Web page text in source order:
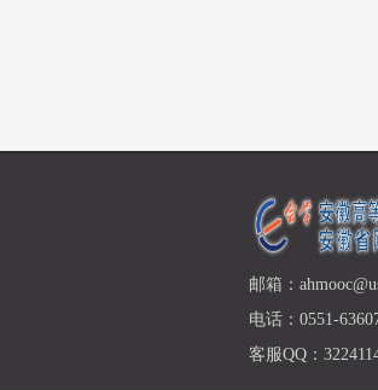
邮箱：
电话：0551-
客服QQ：